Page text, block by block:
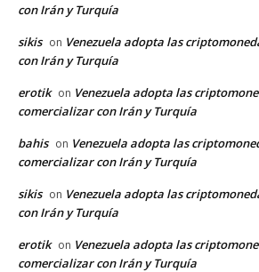
con Irán y Turquía
sikis on Venezuela adopta las
con Irán y Turquía
erotik on Venezuela adopta las
comercializar con Irán y Turquía
bahis on Venezuela adopta las
comercializar con Irán y Turquía
sikis on Venezuela adopta las
con Irán y Turquía
erotik on Venezuela adopta las
comercializar con Irán y Turquía